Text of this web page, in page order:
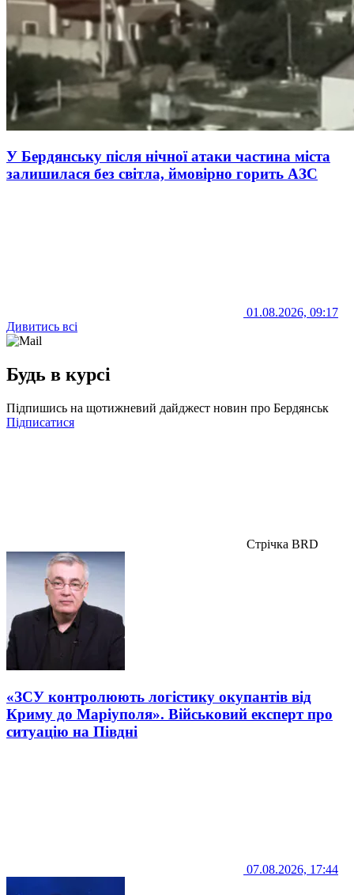
У Бердянську після нічної атаки частина міста
залишилася без світла, ймовірно горить АЗС
01.08.2026, 09:17
Дивитись всі
Будь в курсі
Підпишись на щотижневий дайджест новин про Бердянськ
Підписатися
Стрічка BRD
«ЗСУ контролюють логістику окупантів від
Криму до Маріуполя». Військовий експерт про
ситуацію на Півдні
07.08.2026, 17:44